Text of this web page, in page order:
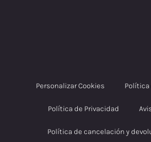
Personalizar Cookies Política
Política de Privacidad
Política de cancelación y